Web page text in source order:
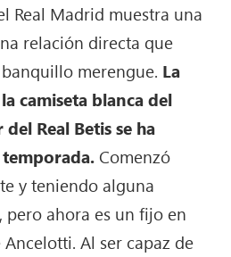
Real Madrid muestra una
relación directa que
merengue. La
camiseta blanca del
Real Betis se ha
Comenzó
y teniendo alguna
ahora es un fijo en
Al ser capaz de